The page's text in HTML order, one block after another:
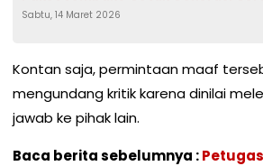
dan Berakhlak
Sabtu, 14 Maret 2026
Kontan saja, permintaan maaf
mengundang kritik karena dinilai
jawab ke pihak lain.
Baca berita sebelumnya :